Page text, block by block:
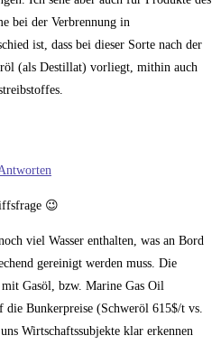
bei der Verbrennung in
ist, dass bei dieser Sorte nach der
(als Destillat) vorliegt, mithin auch
😉
viel Wasser enthalten, was an Bord
gereinigt werden muss. Die
mit Gasöl, bzw. Marine Gas Oil
Bunkerpreise (Schweröl 615$/t vs.
Wirtschaftssubjekte klar erkennen